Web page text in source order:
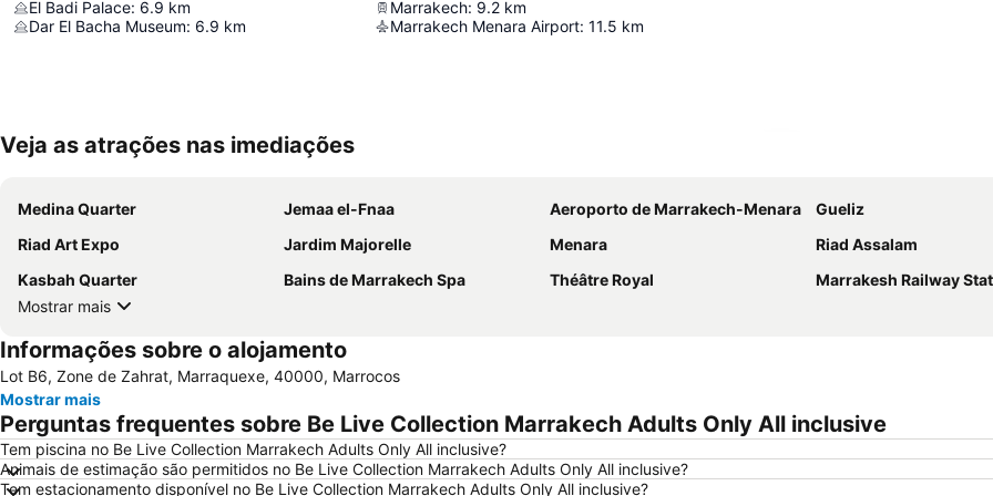
El Badi Palace: 6.9 km
Dar El Bacha Museum: 6.9 km
Marrakech: 9.2 km
Marrakech Menara Airport: 11.5 km
Veja as atrações nas imediações
Medina Quarter Jemaa el-Fnaa Aeroporto de Marrakech-Menara
Gueliz
Riad Art Expo
Jardim Majorelle Menara
Riad Assalam
Kasbah Quarter
Bains de Marrakech Spa Théâtre Royal
Marrakesh Railway
Mostrar mais
Informações sobre o alojamento
Lot B6, Zone de Zahrat, Marraquexe, 40000, Marrocos
Mostrar mais
Perguntas frequentes sobre Be Live Collection Marrakech Adults Only All inclusive
Tem piscina no Be Live Collection Marrakech Adults Only All inclusive?
Animais de estimação são permitidos no Be Live Collection Marrakech Adults Only All inclusive?
Tem estacionamento disponível no Be Live Collection Marrakech Adults Only All inclusive?